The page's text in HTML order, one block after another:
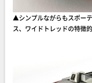
▲シンプルながらもスポー
ス、ワイドトレッドの特徴